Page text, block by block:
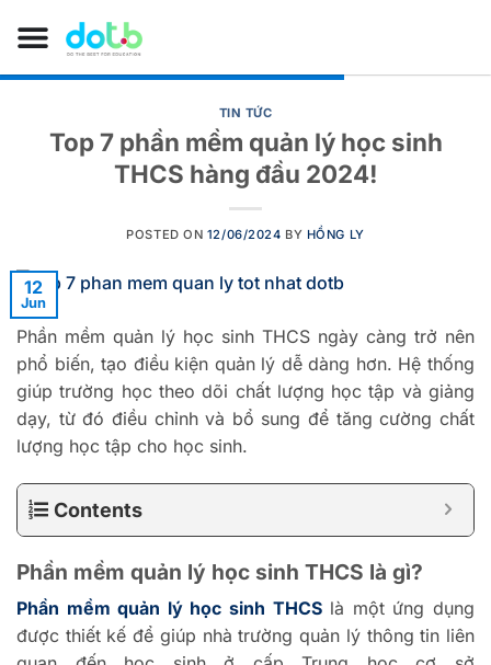
TIN TỨC
Top 7 phần mềm quản lý học sinh
THCS hàng đầu 2024!
POSTED ON 12/06/2024 BY HỒNG LY
12
Jun
Phần mềm quản lý học sinh THCS ngày càng trở nên
phổ biến, tạo điều kiện quản lý dễ dàng hơn. Hệ thống
giúp trường học theo dõi chất lượng học tập và giảng
dạy, từ đó điều chỉnh và bổ sung để tăng cường chất
lượng học tập cho học sinh.
Contents
Phần mềm quản lý học sinh THCS là gì?
Phần mềm quản lý học sinh THCSlà một ứng dụng
được thiết kế để giúp nhà trường quản lý thông tin liên